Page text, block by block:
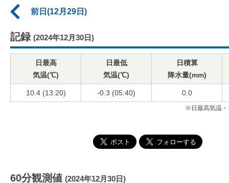
前日(12月29日)
記録 (2024年12月30日)
日最高
気温(℃)
日最低
気温(℃)
日積算
降水量(mm)
10.4 (13:20) -0.3 (05:40) 0.0
※日最高気温・
60分観測値 (2024年12月30日)